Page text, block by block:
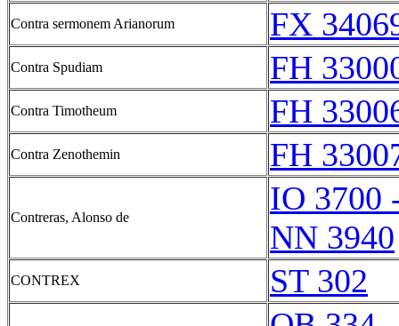
Contra sermonem Arianorum FX
Contra Spudiam FH
Contra Timotheum FH
Contra Zenothemin FH
Contreras, Alonso de
IO 3700
NN 3940
CONTREX ST 302